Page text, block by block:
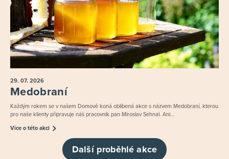
29. 07. 2026
Medobraní
Každým rokem se v našem Domově koná oblíbená akce s názvem Medobraní, kterou
pro naše klienty připravuje náš pracovník pan Miroslav Sehnal. Ani...
Více o této akci
Další proběhlé akce